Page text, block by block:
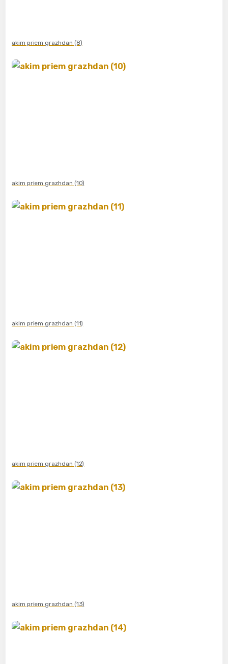
akim priem grazhdan (8)
akim priem grazhdan (10)
akim priem grazhdan (11)
akim priem grazhdan (12)
akim priem grazhdan (13)